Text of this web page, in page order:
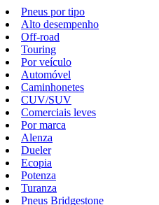
Pneus por tipo
Alto desempenho
Off-road
Touring
Por veículo
Automóvel
Caminhonetes
CUV/SUV
Comerciais leves
Por marca
Alenza
Dueler
Ecopia
Potenza
Turanza
Pneus Bridgestone